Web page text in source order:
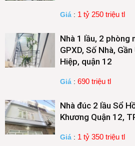
Giá : 1 tỷ 250 triệu tl
Nhà 1 lầu, 2 phòng
GPXD, Số Nhà,
Hiệp, quận 12
Giá : 690 triệu tl
Nhà đúc 2 lầu Sổ
Khương Quận 12,
Giá : 1 tỷ 350 triệu tl